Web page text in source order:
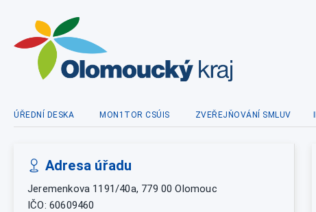
ÚŘEDNÍ DESKA MON1TOR CSÚIS ZVEŘEJŇOVÁNÍ SMLUV
Adresa úřadu
Jeremenkova 1191/40a, 779 00 Olomouc
IČO: 60609460